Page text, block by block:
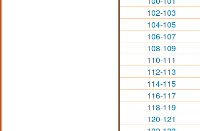
102-103
104-105
106-107
108-109
110-111
112-113
114-115
116-117
118-119
120-121